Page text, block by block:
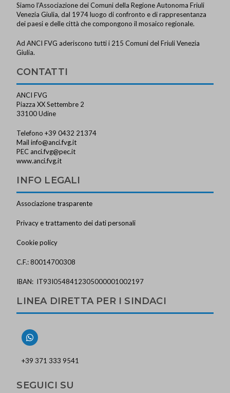
Siamo l’Associazione dei Comuni della Regione Autonoma Friuli
Venezia Giulia, dal 1974 luogo di confronto e di rappresentanza
dei paesi e delle città che compongono il mosaico regionale.
Ad ANCI FVG aderiscono tutti i 215 Comuni del Friuli Venezia
Giulia.
CONTATTI
ANCI FVG
Piazza XX Settembre 2
33100 Udine
Telefono +39 0432 21374
Mailinfo@anci.fvg.it
PEC anci.fvg@pec.it
www.anci.fvg.it
INFO LEGALI
Associazione trasparente
Privacy e trattamento dei dati personali
Cookie policy
C.F.: 80014700308
IBAN: IT93I0548412305000001002197
LINEA DIRETTA PER I SINDACI
+39 371 333 9541
SEGUICI SU